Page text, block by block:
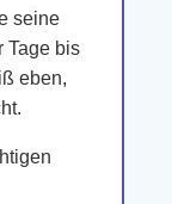
seine
Tage bis
eben,